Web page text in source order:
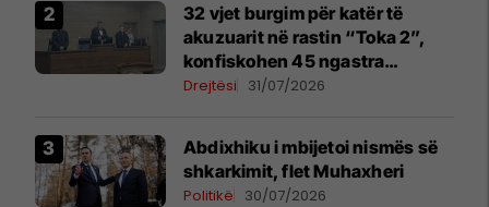
32 vjet burgim për katër të
akuzuarit në rastin “Toka 2”,
konfiskohen 45 ngastra
kadastrale
Drejtësi 31/07/2026
Abdixhiku i mbijetoi nismës së
shkarkimit, flet Muhaxheri
Politikë 30/07/2026